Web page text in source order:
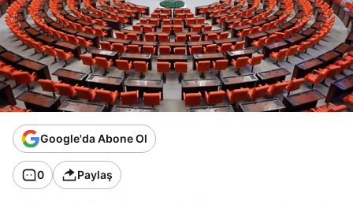
Google'da Abone Ol
0 Paylaş